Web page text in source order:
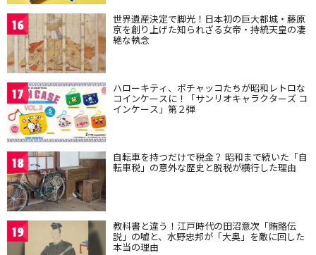
16 世界遺産決定で脚光！日本初の巨大都城・藤原
京を創り上げた知られざる女帝・持統天皇の凄
絶な執念
17 ハローキティ、ポチャッコたちが昭和レトロな
コインケースに！「サンリオキャラクターズ コ
インケース」第２弾
18 自転車を持つだけで税金？ 昭和まで続いた「自
転車税」の意外な歴史と脱税が横行した理由
19 教科書と違う！江戸時代の田沼意次「賄賂伝
説」の嘘と、水野忠邦が「大奥」を敵に回した
本当の理由